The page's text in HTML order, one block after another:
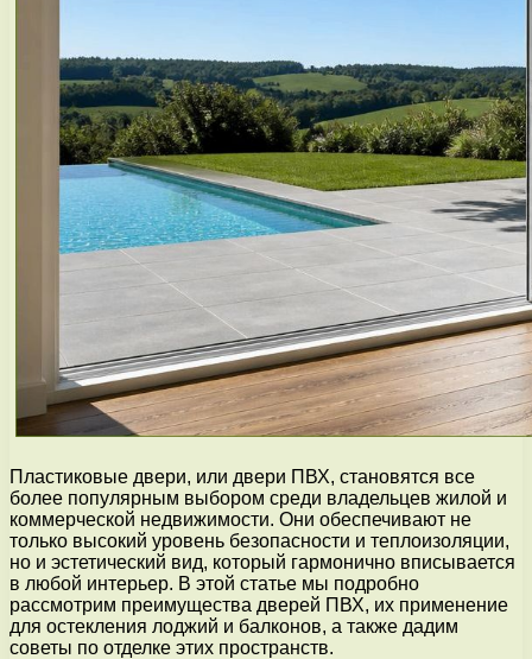
Пластиковые двери, или двери ПВХ, становятся все
более популярным выбором среди владельцев жилой и
коммерческой недвижимости. Они обеспечивают не
только высокий уровень безопасности и теплоизоляции,
но и эстетический вид, который гармонично вписывается
в любой интерьер. В этой статье мы подробно
рассмотрим преимущества дверей ПВХ, их применение
для остекления лоджий и балконов, а также дадим
советы по отделке этих пространств.